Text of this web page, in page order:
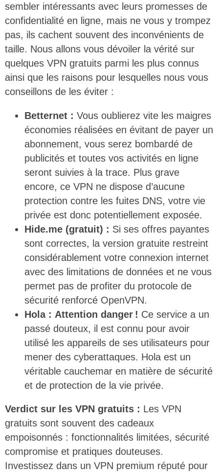
sembler intéressants avec leurs promesses de
confidentialité en ligne, mais ne vous y trompez
pas, ils cachent souvent des inconvénients de
taille. Nous allons vous dévoiler la vérité sur
quelques VPN gratuits parmi les plus connus
ainsi que les raisons pour lesquelles nous vous
conseillons de les éviter :
Betternet : Vous oublierez vite les maigres
économies réalisées en évitant de payer un
abonnement, vous serez bombardé de
publicités et toutes vos activités en ligne
seront suivies à la trace. Plus grave
encore, ce VPN ne dispose d’aucune
protection contre les fuites DNS, votre vie
privée est donc potentiellement exposée.
Hide.me (gratuit) : Si ses offres payantes
sont correctes, la version gratuite restreint
considérablement votre connexion internet
avec des limitations de données et ne vous
permet pas de profiter du protocole de
sécurité renforcé OpenVPN.
Hola : Attention danger ! Ce service a un
passé douteux, il est connu pour avoir
utilisé les appareils de ses utilisateurs pour
mener des cyberattaques. Hola est un
véritable cauchemar en matière de sécurité
et de protection de la vie privée.
Verdict sur les VPN gratuits : Les VPN
gratuits sont souvent des cadeaux
empoisonnés : fonctionnalités limitées, sécurité
compromise et pratiques douteuses.
Investissez dans un VPN premium réputé pour